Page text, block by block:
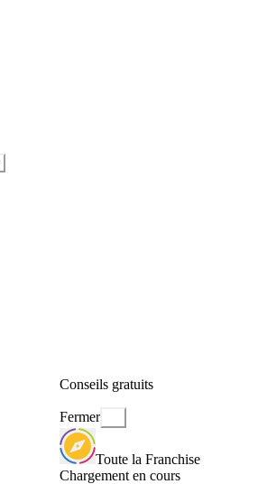
Conseils gratuits
Fermer
Toute la Franchise
Chargement en cours